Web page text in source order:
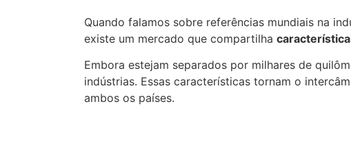
Quando falamos sobre referências mundiais na
existe um mercado que compartilha
Embora estejam separados por milhares de
indústrias. Essas características tornam o
ambos os países.